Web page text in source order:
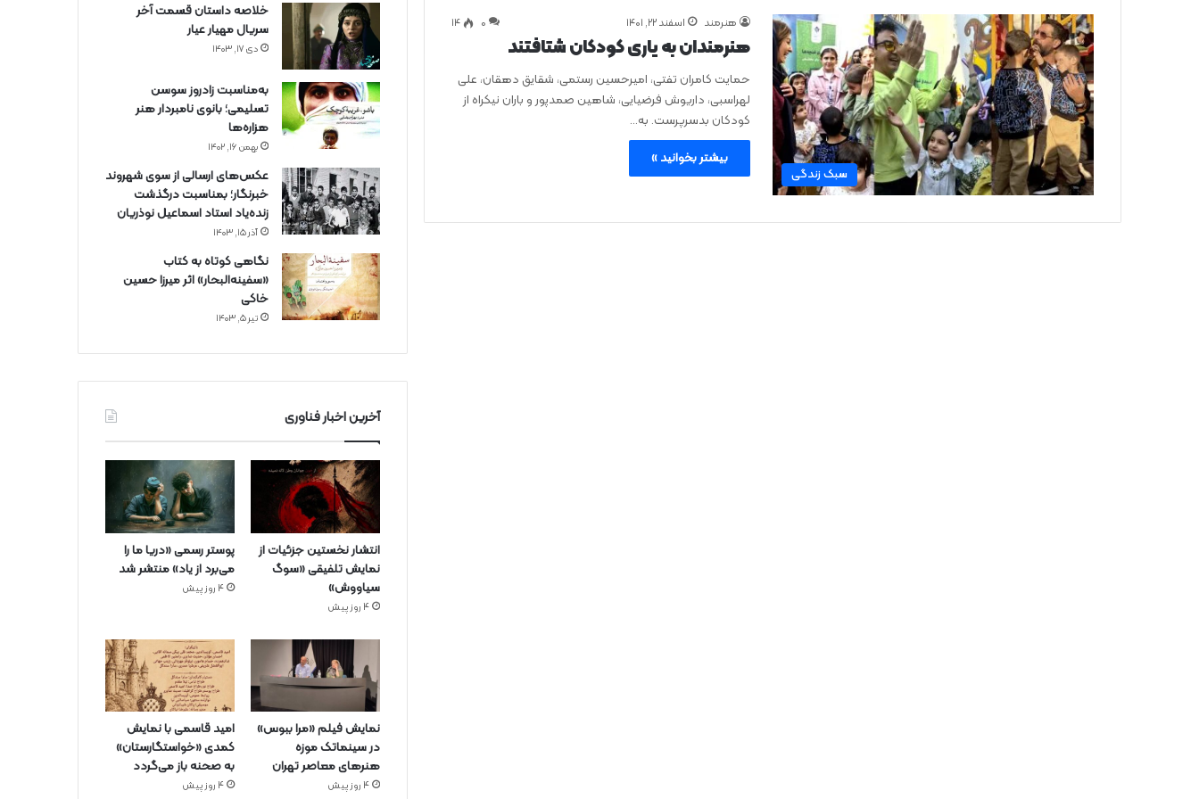
سبک زندگی
هنرمند اسفند ۲۲, ۱۴۰۱ 0 ۱۴
هنرمندان به یاری کودکان شتافتند
حمایت کامران تفتی، امیرحسین رستمی، شقایق دهقان، علی
لهراسبی، داریوش فرضیایی، شاهین صمدپور و باران نیکراه از
کودکان بدسرپرست. به…
بیشتر بخوانید »
خلاصه داستان قسمت آخر
سریال مهیار عیار
دی ۱۷, ۱۴۰۳
به‌مناسبت زادروز سوسن
تسلیمی؛ بانوی نامبردار هنر
هزاره‌ها
بهمن ۱۶, ۱۴۰۲
عکس‌های ارسالی از سوی شهروند
خبرنگار؛ بمناسبت درگذشت
زنده‌یاد استاد اسماعیل نوذریان
آذر ۱۵, ۱۴۰۳
نگاهی کوتاه به کتاب
«سفینه‌البحار» اثر میرزا حسین
خاکی
تیر ۵, ۱۴۰۳
آخرین اخبار فناوری
انتشار نخستین جزئیات از
نمایش تلفیقی «سوگ
سیاووش»
4 روز پیش
پوستر رسمی «دریا ما را
می‌برد از یاد» منتشر شد
4 روز پیش
نمایش فیلم «مرا ببوس»
در سینماتک موزه
هنرهای معاصر تهران
4 روز پیش
امید قاسمی با نمایش
کمدی «خواستگارستان»
به صحنه باز می‌گردد
4 روز پیش